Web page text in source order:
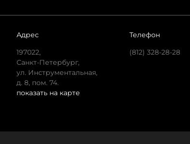
Адрес
197022,
Санкт-Петербург,
ул. Инструментальная,
д. 8, пом. 74.
показать на карте
Телефон
(812) 328-28-28